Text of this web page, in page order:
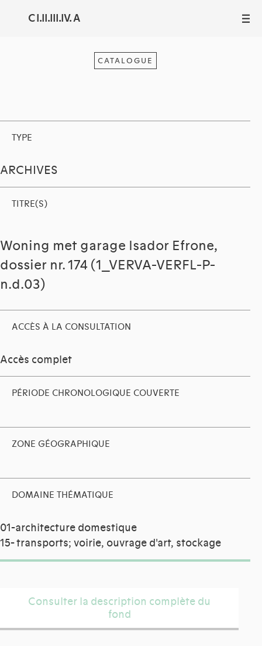
C I.II.III.IV. A III
CATALOGUE
TYPE
ARCHIVES
TITRE(S)
Woning met garage Isador Efrone,
dossier nr. 174 (1_VERVA-VERFL-P-
n.d.03)
ACCÈS À LA CONSULTATION
Accès complet
PÉRIODE CHRONOLOGIQUE COUVERTE
ZONE GÉOGRAPHIQUE
DOMAINE THÉMATIQUE
01-architecture domestique
15- transports; voirie, ouvrage d'art, stockage
Consulter la description complète du
fond